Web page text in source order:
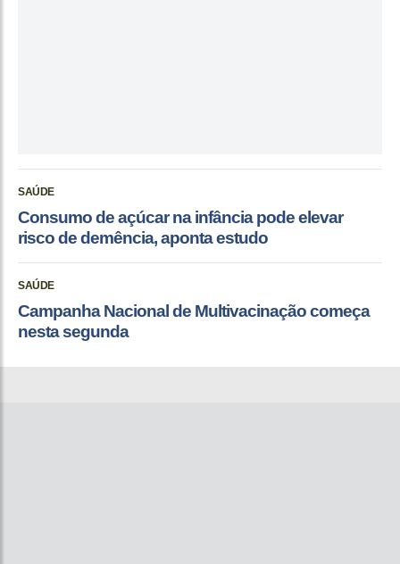
SAÚDE
Consumo de açúcar na infância pode elevar
risco de demência, aponta estudo
SAÚDE
Campanha Nacional de Multivacinação começa
nesta segunda